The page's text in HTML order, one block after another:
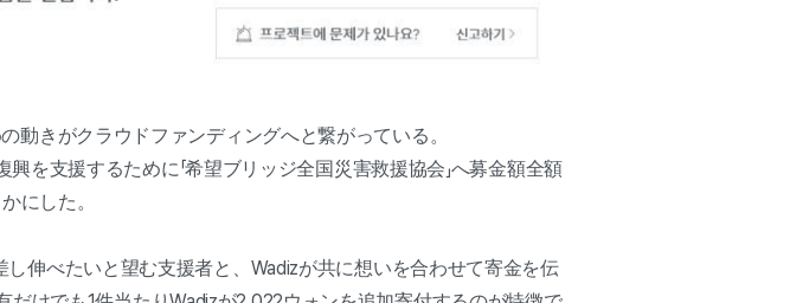
きがクラウドファンディングへと繋がっている。
を支援するために「希望ブリッジ全国災害救援協会」へ募金額全額
にした。
伸べたいと望む支援者と、Wadizが共に想いを合わせて寄金を伝